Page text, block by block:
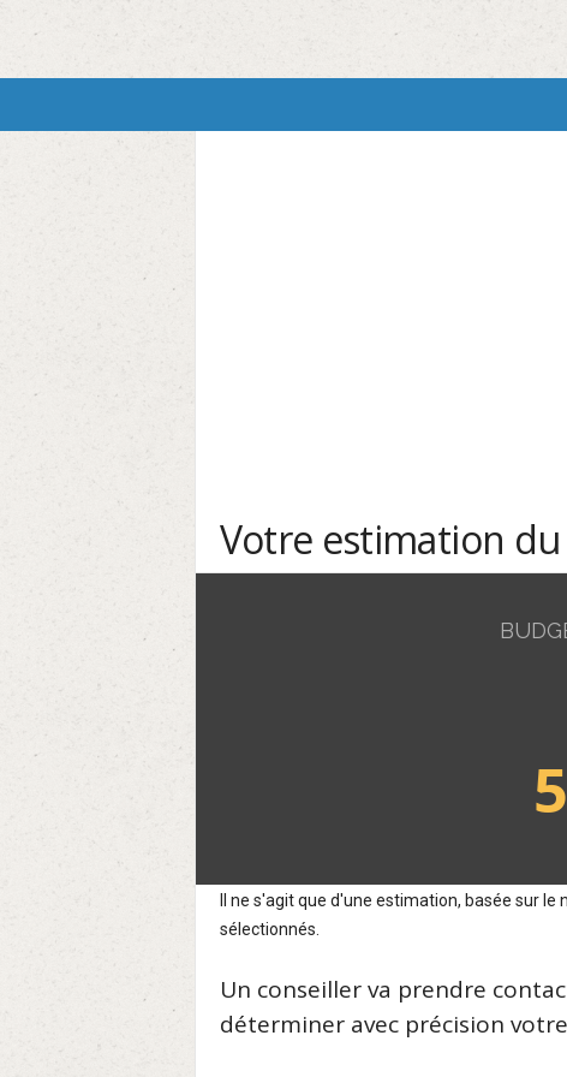
Votre estimation du
Il ne s'agit que d'une estimation, basée sur
sélectionnés.
Un conseiller va prendre
déterminer avec précision